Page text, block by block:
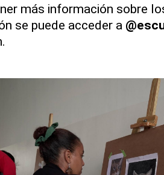
más información sobre
se puede acceder a